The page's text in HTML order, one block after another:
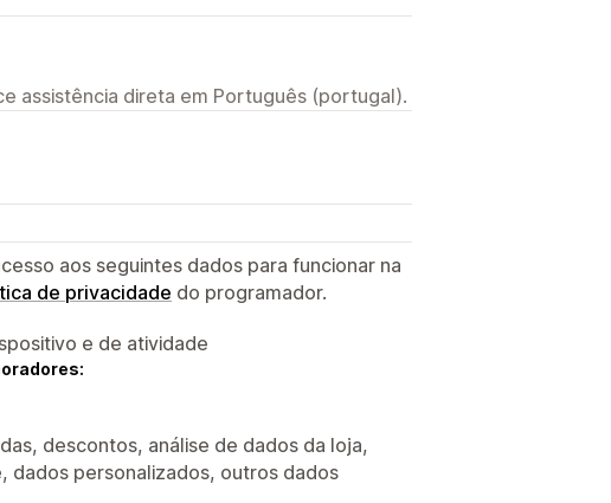
assistência direta em Português (portugal).
aos seguintes dados para funcionar na
de privacidade do programador.
e de atividade
descontos, análise de dados da loja,
dados personalizados, outros dados